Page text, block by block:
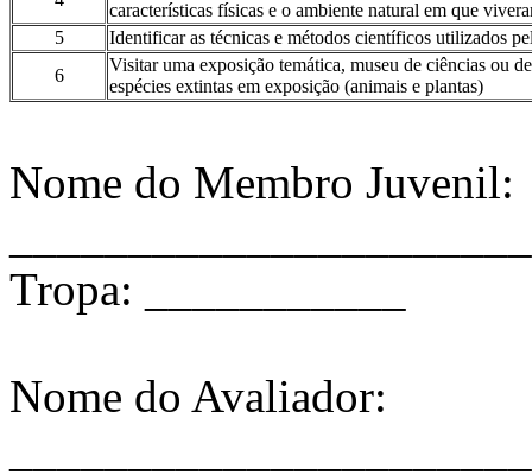
características físicas e o ambiente natural em que
5
Identificar as técnicas e métodos científicos utilizados
6
Visitar uma exposição temática, museu de ciências ou
espécies extintas em exposição (animais e plantas)
Nome do Membro Juvenil:
Tropa: ___________
Nome do Avaliador: